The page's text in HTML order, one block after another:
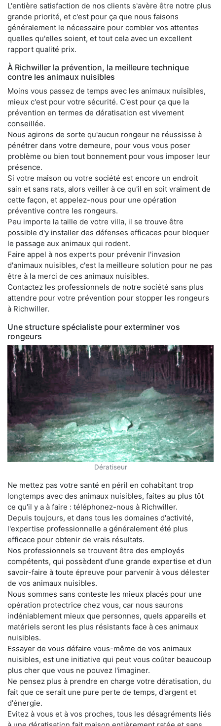
L'entière satisfaction de nos clients s'avère être notre plus
grande priorité, et c'est pour ça que nous faisons
généralement le nécessaire pour combler vos attentes
quelles qu'elles soient, et tout cela avec un excellent
rapport qualité prix.
À Richwiller la prévention, la meilleure technique
contre les animaux nuisibles
Moins vous passez de temps avec les animaux nuisibles,
mieux c'est pour votre sécurité. C'est pour ça que la
prévention en termes de dératisation est vivement
conseillée.
Nous agirons de sorte qu'aucun rongeur ne réussisse à
pénétrer dans votre demeure, pour vous vous poser
problème ou bien tout bonnement pour vous imposer leur
présence.
Si votre maison ou votre société est encore un endroit
sain et sans rats, alors veiller à ce qu'il en soit vraiment de
cette façon, et appelez-nous pour une opération
préventive contre les rongeurs.
Peu importe la taille de votre villa, il se trouve être
possible d'y installer des défenses efficaces pour bloquer
le passage aux animaux qui rodent.
Faire appel à nos experts pour prévenir l'invasion
d'animaux nuisibles, c'est la meilleure solution pour ne pas
être à la merci de ces animaux nuisibles.
Contactez les professionnels de notre société sans plus
attendre pour votre prévention pour stopper les rongeurs
à Richwiller.
Une structure spécialiste pour exterminer vos
rongeurs
Dératiseur
Ne mettez pas votre santé en péril en cohabitant trop
longtemps avec des animaux nuisibles, faites au plus tôt
ce qu'il y a à faire : téléphonez-nous à Richwiller.
Depuis toujours, et dans tous les domaines d'activité,
l'expertise professionnelle a généralement été plus
efficace pour obtenir de vrais résultats.
Nos professionnels se trouvent être des employés
compétents, qui possèdent d'une grande expertise et d'un
savoir-faire à toute épreuve pour parvenir à vous délester
de vos animaux nuisibles.
Nous sommes sans conteste les mieux placés pour une
opération protectrice chez vous, car nous saurons
indéniablement mieux que personnes, quels appareils et
matériels seront les plus résistants face à ces animaux
nuisibles.
Essayer de vous défaire vous-même de vos animaux
nuisibles, est une initiative qui peut vous coûter beaucoup
plus cher que vous ne pouvez l'imaginer.
Ne pensez plus à prendre en charge votre dératisation, du
fait que ce serait une pure perte de temps, d'argent et
d'énergie.
Evitez à vous et à vos proches, tous les désagréments liés